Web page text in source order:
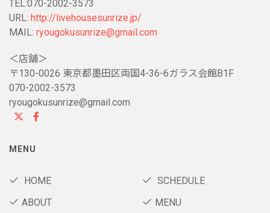
TEL:070-2002-3573
URL: http://livehousesunrize.jp/
MAIL: ryougokusunrize@gmail.com
＜店舗＞
〒130-0026 東京都墨田区両国4-36-6ガラス会館B1F
070-2002-3573
ryougokusunrize@gmail.com
MENU
HOME
SCHEDULE
ABOUT
MENU